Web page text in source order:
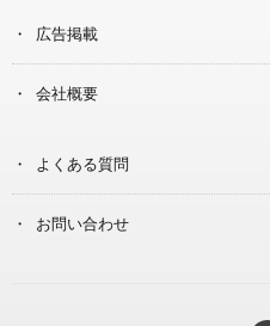
広告掲載
会社概要
よくある質問
お問い合わせ